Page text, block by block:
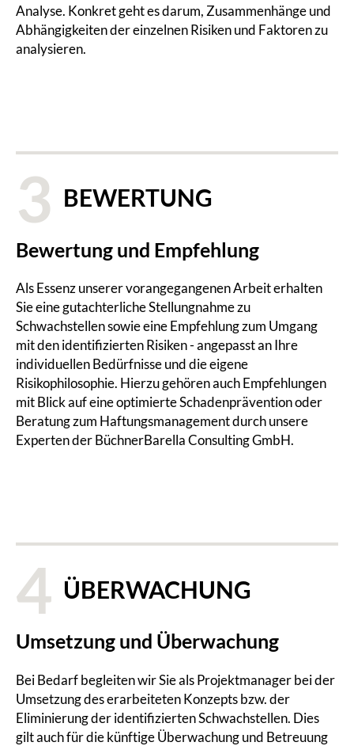
Analyse. Konkret geht es darum, Zusammenhänge und
Abhängigkeiten der einzelnen Risiken und Faktoren zu
analysieren.
BEWERTUNG
3
Bewertung und Empfehlung
Als Essenz unserer vorangegangenen Arbeit erhalten
Sie eine gutachterliche Stellungnahme zu
Schwachstellen sowie eine Empfehlung zum Umgang
mit den identifizierten Risiken - angepasst an Ihre
individuellen Bedürfnisse und die eigene
Risikophilosophie. Hierzu gehören auch Empfehlungen
mit Blick auf eine optimierte Schadenprävention oder
Beratung zum Haftungsmanagement durch unsere
Experten der BüchnerBarella Consulting GmbH.
ÜBERWACHUNG
4
Umsetzung und Überwachung
Bei Bedarf begleiten wir Sie als Projektmanager bei der
Umsetzung des erarbeiteten Konzepts bzw. der
Eliminierung der identifizierten Schwachstellen. Dies
gilt auch für die künftige Überwachung und Betreuung